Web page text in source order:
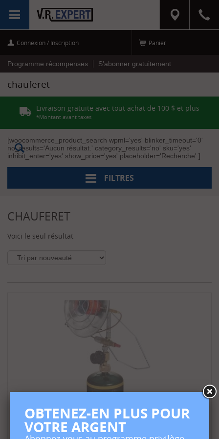
MENU
Connexion / Inscription Panier
Programme récompenses S'abonner gratuitement
chauferet
Livraison gratuite avec tout achat de 100 $ et plus
*Montant avant taxes
[woocommerce_product_search wpml='yes' blinker_timeout='0'
no_results='Aucun résultat.' category_results='no' sku='yes'
inhibit_enter='yes' show_price='yes' placeholder='Recherche' ]
FILTRES
RÉINITIALISER
LES FILTRES
CHAUFERET
Voici le seul résultat
OBTENEZ-EN PLUS POUR
VOTRE ARGENT